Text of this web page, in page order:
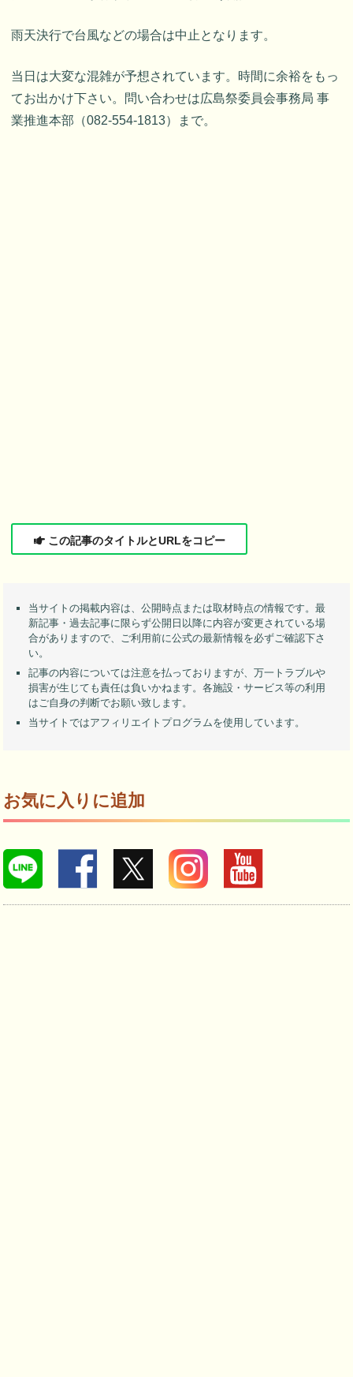
雨天決行で台風などの場合は中止となります。
当日は大変な混雑が予想されています。時間に余裕をもっ
てお出かけ下さい。問い合わせは広島祭委員会事務局 事
業推進本部（082-554-1813）まで。
この記事のタイトルとURLをコピー
当サイトの掲載内容は、公開時点または取材時点の情報です。最
新記事・過去記事に限らず公開日以降に内容が変更されている場
合がありますので、ご利用前に公式の最新情報を必ずご確認下さ
い。
記事の内容については注意を払っておりますが、万一トラブルや
損害が生じても責任は負いかねます。各施設・サービス等の利用
はご自身の判断でお願い致します。
当サイトではアフィリエイトプログラムを使用しています。
お気に入りに追加